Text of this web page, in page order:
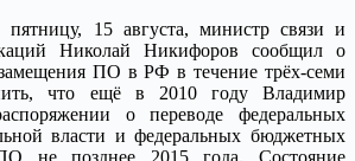
15 августа, министр связи и
Николай Никифоров сообщил о
ПО в РФ в течение трёх-семи
что ещё в 2010 году Владимир
о переводе федеральных
власти и федеральных бюджетных
не позднее 2015 года. Состояние